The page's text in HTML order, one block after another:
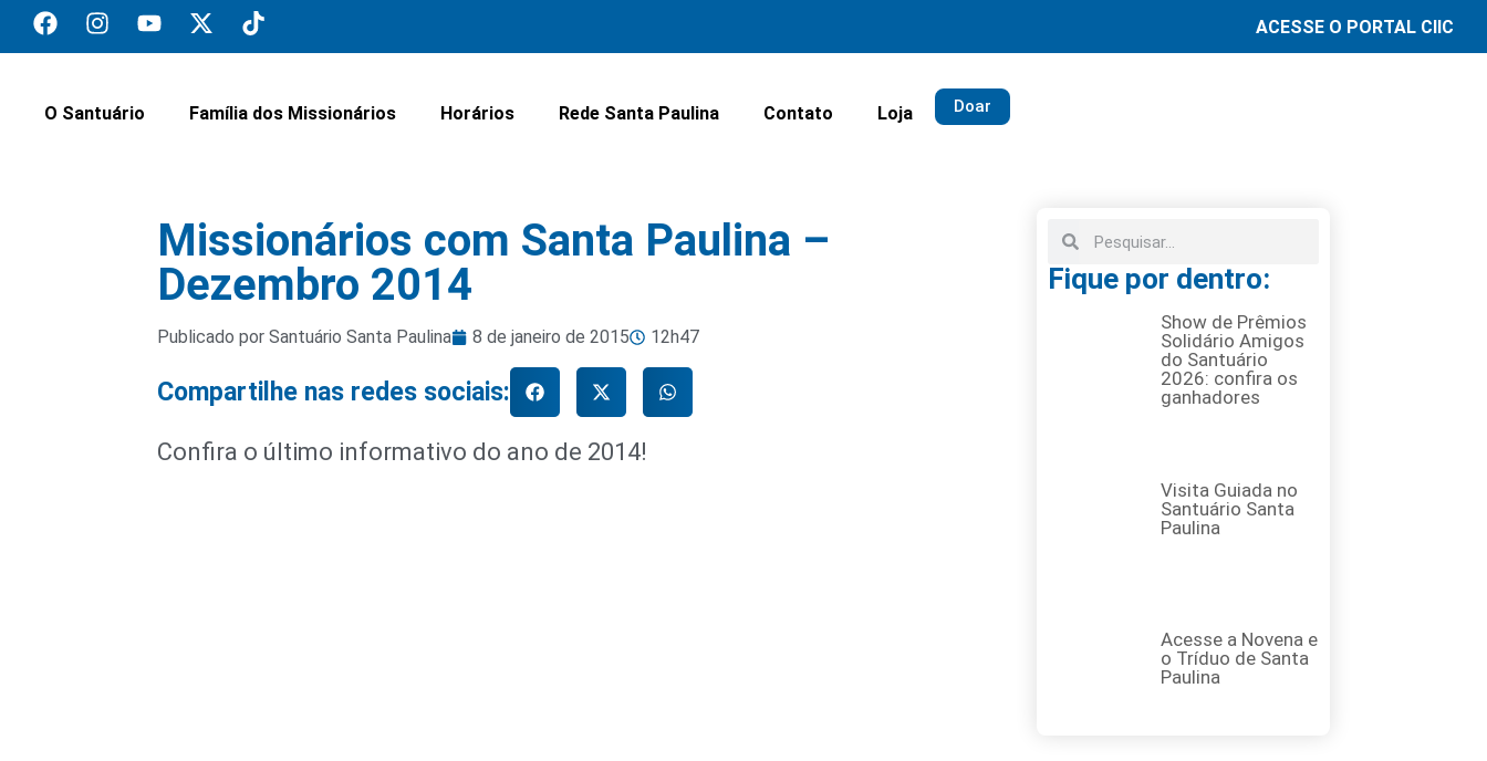
ACESSE O PORTAL CIIC
O Santuário Família dos Missionários Horários Rede Santa Paulina Contato Loja Doar
Missionários com Santa Paulina –
Dezembro 2014
Publicado por Santuário Santa Paulina 8 de janeiro de 2015 12h47
Compartilhe nas redes sociais:
Confira o último informativo do ano de 2014!
Fique por dentro:
Show de Prêmios
Solidário Amigos
do Santuário
2026: confira os
ganhadores
Visita Guiada no
Santuário Santa
Paulina
Acesse a Novena e
o Tríduo de Santa
Paulina